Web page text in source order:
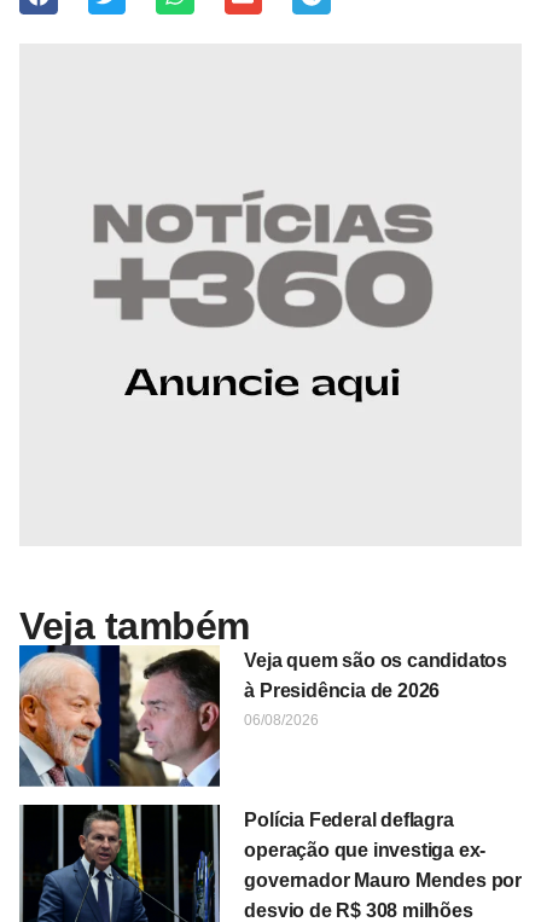
Veja também
Veja quem são os candidatos
à Presidência de 2026
06/08/2026
Polícia Federal deflagra
operação que investiga ex-
governador Mauro Mendes por
desvio de R$ 308 milhões